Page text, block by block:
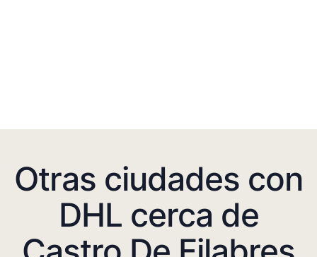
Otras ciudades con
DHL cerca de